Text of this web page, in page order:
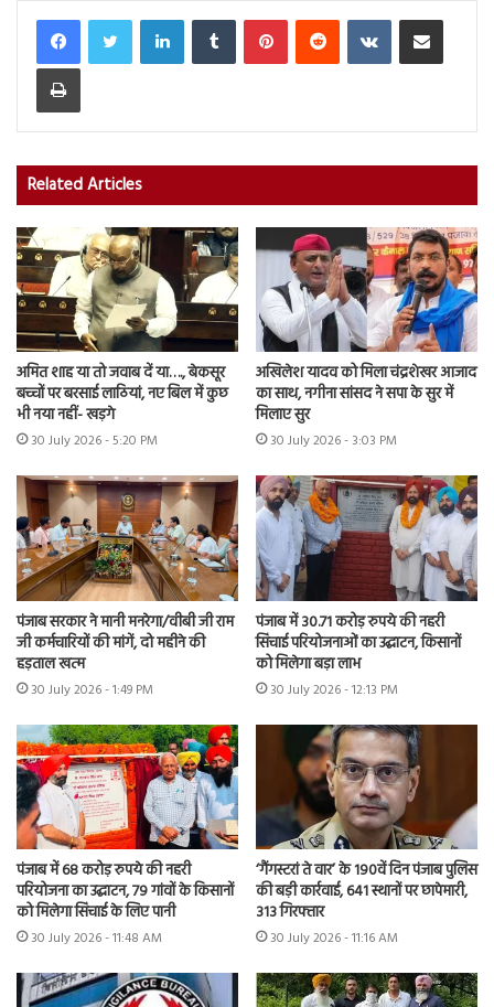
LinkedInTumblr PinterestReddit VKontakteShare via Email
Print
Related Articles
अमित शाह या तो जवाब दें या…., बेकसूर
बच्चों पर बरसाई लाठियां, नए बिल में कुछ
भी नया नहीं- खड़गे
30 July 2026 - 5:20 PM
अखिलेश यादव को मिला चंद्रशेखर आजाद
का साथ, नगीना सांसद ने सपा के सुर में
मिलाए सुर
30 July 2026 - 3:03 PM
पंजाब सरकार ने मानी मनरेगा/वीबी जी राम
जी कर्मचारियों की मांगें, दो महीने की
हड़ताल खत्म
30 July 2026 - 1:49 PM
पंजाब में 30.71 करोड़ रुपये की नहरी
सिंचाई परियोजनाओं का उद्घाटन, किसानों
को मिलेगा बड़ा लाभ
30 July 2026 - 12:13 PM
पंजाब में 68 करोड़ रुपये की नहरी
परियोजना का उद्घाटन, 79 गांवों के किसानों
को मिलेगा सिंचाई के लिए पानी
30 July 2026 - 11:48 AM
‘गैंगस्टरां ते वार’ के 190वें दिन पंजाब पुलिस
की बड़ी कार्रवाई, 641 स्थानों पर छापेमारी,
313 गिरफ्तार
30 July 2026 - 11:16 AM